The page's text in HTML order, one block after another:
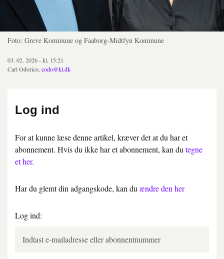
Foto: Greve Kommune og Faaborg-Midtfyn Kommune
03. 02. 2026 - kl. 15:21
Carl Odorico, codo@kl.dk
Log ind
For at kunne læse denne artikel, kræver det at du har et
abonnement. Hvis du ikke har et abonnement, kan du tegne
et her.
Har du glemt din adgangskode, kan du ændre den her
Log ind: